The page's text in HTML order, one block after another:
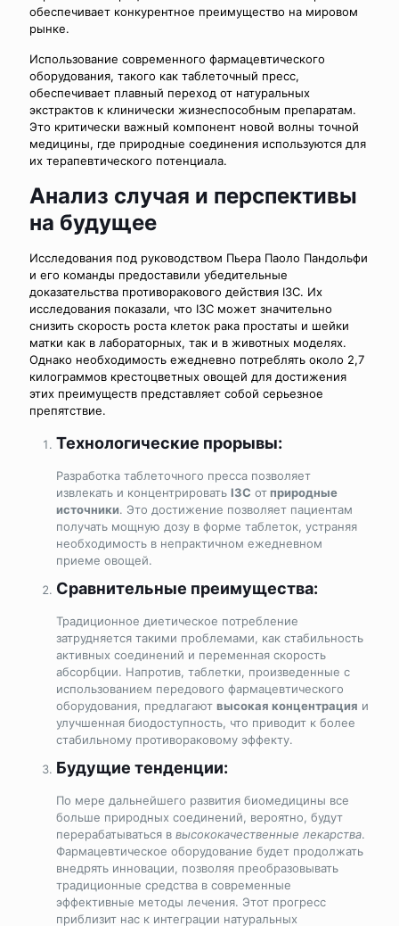
обеспечивает конкурентное преимущество на мировом
рынке.
Использование современного фармацевтического
оборудования, такого как таблеточный пресс,
обеспечивает плавный переход от натуральных
экстрактов к клинически жизнеспособным препаратам.
Это критически важный компонент новой волны точной
медицины, где природные соединения используются для
их терапевтического потенциала.
Анализ случая и перспективы
на будущее
Исследования под руководством Пьера Паоло Пандольфи
и его команды предоставили убедительные
доказательства противоракового действия I3C. Их
исследования показали, что I3C может значительно
снизить скорость роста клеток рака простаты и шейки
матки как в лабораторных, так и в животных моделях.
Однако необходимость ежедневно потреблять около 2,7
килограммов крестоцветных овощей для достижения
этих преимуществ представляет собой серьезное
препятствие.
Технологические прорывы:
Разработка таблеточного пресса позволяет
извлекать и концентрировать I3C отприродные
источники. Это достижение позволяет пациентам
получать мощную дозу в форме таблеток, устраняя
необходимость в непрактичном ежедневном
приеме овощей.
Сравнительные преимущества:
Традиционное диетическое потребление
затрудняется такими проблемами, как стабильность
активных соединений и переменная скорость
абсорбции. Напротив, таблетки, произведенные с
использованием передового фармацевтического
оборудования, предлагают высокая концентрация и
улучшенная биодоступность, что приводит к более
стабильному противораковому эффекту.
Будущие тенденции:
По мере дальнейшего развития биомедицины все
больше природных соединений, вероятно, будут
перерабатываться в высококачественные лекарства.
Фармацевтическое оборудование будет продолжать
внедрять инновации, позволяя преобразовывать
традиционные средства в современные
эффективные методы лечения. Этот прогресс
приблизит нас к интеграции натуральных